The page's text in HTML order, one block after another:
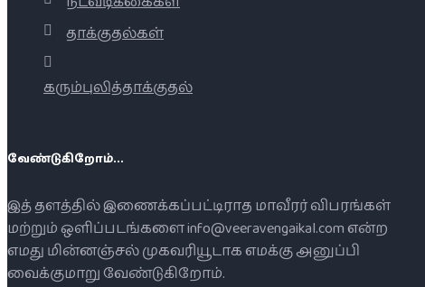
தாக்குதல்கள்
கரும்புலித்தாக்குதல்
வேண்டுகிறோம்...
இத் தளத்தில் இணைக்கப்பட்டிராத மாவீரர் விபரங்கள்
மற்றும் ஒளிப்படங்களை info@veeravengaikal.com என்ற
எமது மின்னஞ்சல் முகவரியூடாக எமக்கு அனுப்பி
வைக்குமாறு வேண்டுகிறோம்.